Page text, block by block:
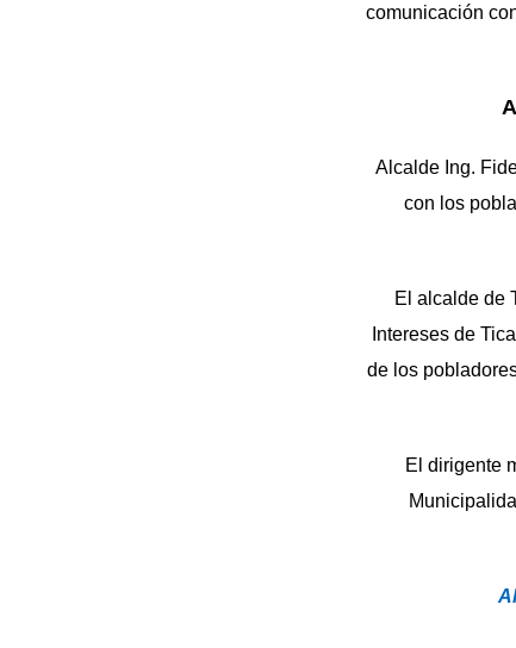
comunicación
Alcalde Ing.
con los
El alcalde de
Intereses de
de los
El dirigente